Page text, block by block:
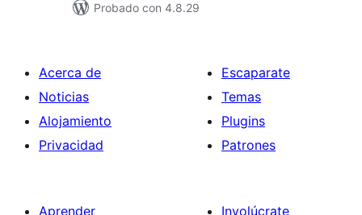
Probado con 4.8.29
Acerca de
Noticias
Alojamiento
Privacidad
Escaparate
Temas
Plugins
Patrones
Aprender
Involúcrate